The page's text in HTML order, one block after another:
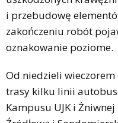
i przebudowę
zakończeniu robót
oznakowanie poziome.
Od niedzieli wieczorem
trasy kilku linii
Kampusu UJK i